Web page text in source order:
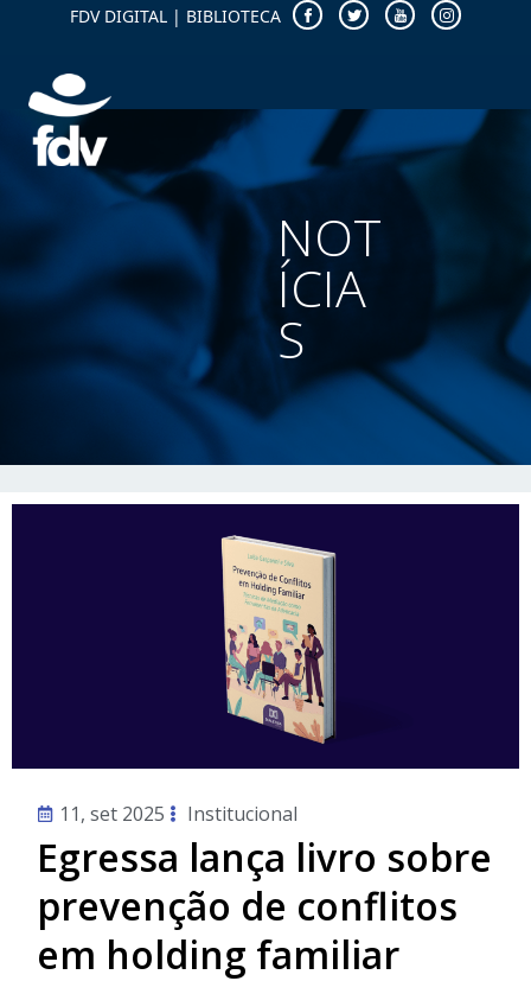
FDV DIGITAL | BIBLIOTECA
NOT
ÍCIA
S
11, set 2025 Institucional
Egressa lança livro sobre
prevenção de conflitos
em holding familiar